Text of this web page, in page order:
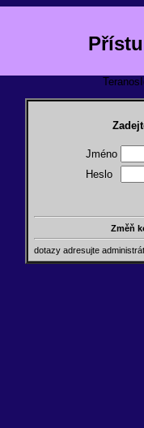
Jméno
Heslo
Změň
dotazy adresujte